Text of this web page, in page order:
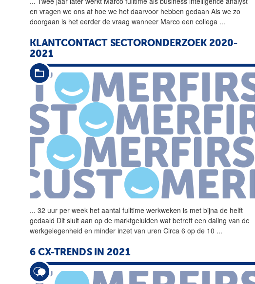
en vragen we ons af hoe we het daarvoor hebben gedaan Als we zo
doorgaan is het eerder de vraag wanneer Marco een collega ...
KLANTCONTACT SECTORONDERZOEK 2020-
2021
... 32 uur per week het aantalfulltime werkweken is met bijna de helft
gedaald Dit sluit aan op de marktgeluiden wat betreft een daling van de
werkgelegenheid en minder inzet van uren Circa 6 op de 10 ...
6 CX-TRENDS IN 2021